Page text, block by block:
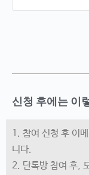
신청 후에는 이
1. 참여 신청 후 이
니다.
2. 단톡방 참여 후,